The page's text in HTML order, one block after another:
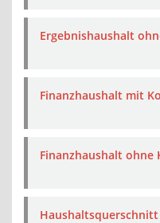
Ergebnishaushalt
Finanzhaushalt mit
Finanzhaushalt ohne
Haushaltsquerschnitt